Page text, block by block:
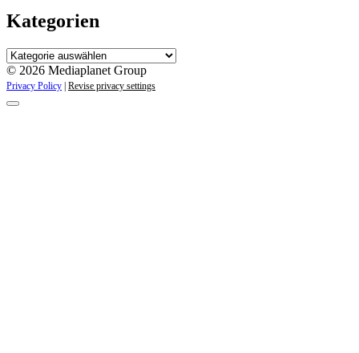
Kategorien
Kategorien
© 2026 Mediaplanet Group
Privacy Policy | Revise privacy settings